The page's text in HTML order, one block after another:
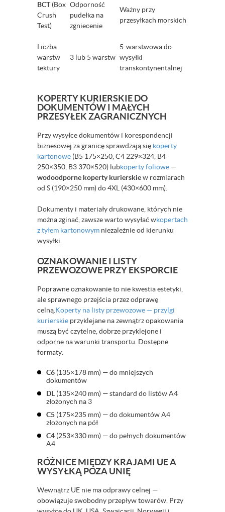
BCT(Box
Crush
Test)
Odporność
pudełka na
zgniecenie
Ważny przy
przesyłkach morskich
Liczba
warstw
tektury
3 lub 5 warstw
5-warstwowa do
wysyłki
transkontynentalnej
KOPERTY KURIERSKIE DO
DOKUMENTÓW I MAŁYCH
PRZESYŁEK ZAGRANICZNYCH
Przy wysyłce dokumentów i korespondencji
biznesowej za granicę sprawdzają się koperty
kartonowe (B5 175×250, C4 229×324, B4
250×350, B3 370×520) lubkoperty foliowe —
wodoodporne koperty kurierskiew rozmiarach
od S (190×250 mm) do 4XL (430×600 mm).
Dokumenty i materiały drukowane, których nie
można zginać, zawsze warto wysyłać wkopertach
z tyłem kartonowym niezależnie od kierunku
wysyłki.
OZNAKOWANIE I LISTY
PRZEWOZOWE PRZY EKSPORCIE
Poprawne oznakowanie to nie kwestia estetyki,
ale sprawnego przejścia przez odprawę
celną. Koperty na listy przewozowe — przylgi
kurierskie przyklejane na zewnątrz opakowania
muszą być czytelne, dobrze przyklejone i
odporne na warunki transportu. Dostępne
formaty:
C6 (135×178 mm) — do mniejszych
dokumentów
DL (135×240 mm) — standard do listów A4
złożonych na 3
C5 (175×235 mm) — do dokumentów A4
złożonych na pół
C4 (253×330 mm) — do pełnych dokumentów
A4
RÓŻNICE MIĘDZY KRAJAMI UE A
WYSYŁKĄ POZA UNIĘ
Wewnątrz UE nie ma odprawy celnej —
obowiązuje swobodny przepływ towarów. Przy